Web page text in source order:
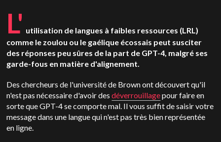
L' utilisation de langues à faibles ressources (LRL)
comme le zoulou ou le gaélique écossais peut susciter
des réponses peu sûres de la part de GPT-4, malgré ses
garde-fous en matière d'alignement.
Des chercheurs de l'université de Brown ont découvert qu'il
n'est pas nécessaire d'avoir desdéverrouillagepour faire en
sorte que GPT-4 se comporte mal. Il vous suffit de saisir votre
message dans une langue qui n'est pas très bien représentée
en ligne.